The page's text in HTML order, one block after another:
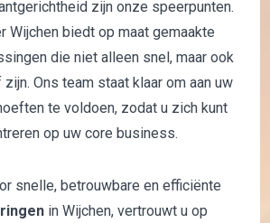
zijn onze speerpunten.
Wijchen biedt op maat gemaakte
die niet alleen snel, maar ook
Ons team staat klaar om aan uw
te voldoen, zodat u zich kunt
op uw core business.
snelle, betrouwbare en efficiënte
in Wijchen, vertrouwt u op